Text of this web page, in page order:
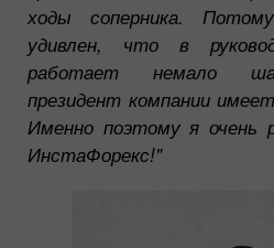
ходы соперника.
удивлен, что в
работает немало
президент компании
Именно поэтому я очень
ИнстаФорекс!"